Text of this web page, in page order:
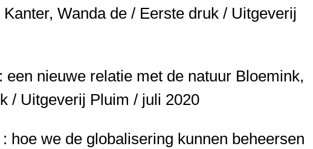
Kanter, Wanda de / Eerste druk / Uitgeverij
een nieuwe relatie met de natuur Bloemink,
/ Uitgeverij Pluim / juli 2020
hoe we de globalisering kunnen beheersen